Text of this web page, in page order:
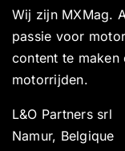
Wij zijn MXMag.
passie voor
content te
motorrijden.
L&O Partners srl
Namur, Belgique